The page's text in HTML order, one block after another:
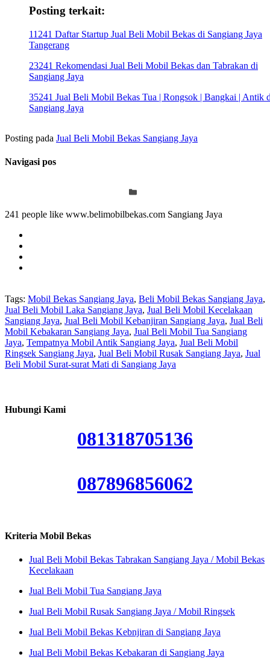
Posting terkait:
11241 Daftar Startup Jual Beli Mobil Bekas di Sangiang Jaya
Tangerang
23241 Rekomendasi Jual Beli Mobil Bekas dan Tabrakan di
Sangiang Jaya
35241 Jual Beli Mobil Bekas Tua | Rongsok | Bangkai | Antik
Sangiang Jaya
Posting pada Jual Beli Mobil Bekas Sangiang Jaya
Navigasi pos
241 people like www.belimobilbekas.com Sangiang Jaya
Tags: Mobil Bekas Sangiang Jaya, Beli Mobil Bekas Sangiang Jaya,
Jual Beli Mobil Laka Sangiang Jaya, Jual Beli Mobil Kecelakaan
Sangiang Jaya, Jual Beli Mobil Kebanjiran Sangiang Jaya, Jual Beli
Mobil Kebakaran Sangiang Jaya, Jual Beli Mobil Tua Sangiang
Jaya, Tempatnya Mobil Antik Sangiang Jaya, Jual Beli Mobil
Ringsek Sangiang Jaya, Jual Beli Mobil Rusak Sangiang Jaya, Jual
Beli Mobil Surat-surat Mati di Sangiang Jaya
Hubungi Kami
081318705136
087896856062
Kriteria Mobil Bekas
Jual Beli Mobil Bekas Tabrakan Sangiang Jaya / Mobil Bekas
Kecelakaan
Jual Beli Mobil Tua Sangiang Jaya
Jual Beli Mobil Rusak Sangiang Jaya / Mobil Ringsek
Jual Beli Mobil Bekas Kebnjiran di Sangiang Jaya
Jual Beli Mobil Bekas Kebakaran di Sangiang Jaya